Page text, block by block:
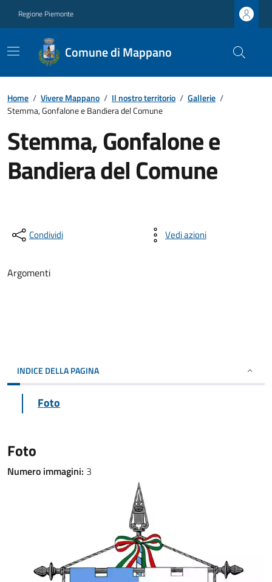
Regione Piemonte
Comune di Mappano
Home / Vivere Mappano / Il nostro territorio / Gallerie /
Stemma, Gonfalone e Bandiera del Comune
Stemma, Gonfalone e
Bandiera del Comune
Condividi Vedi azioni
Argomenti
INDICE DELLA PAGINA
Foto
Foto
Numero immagini: 3